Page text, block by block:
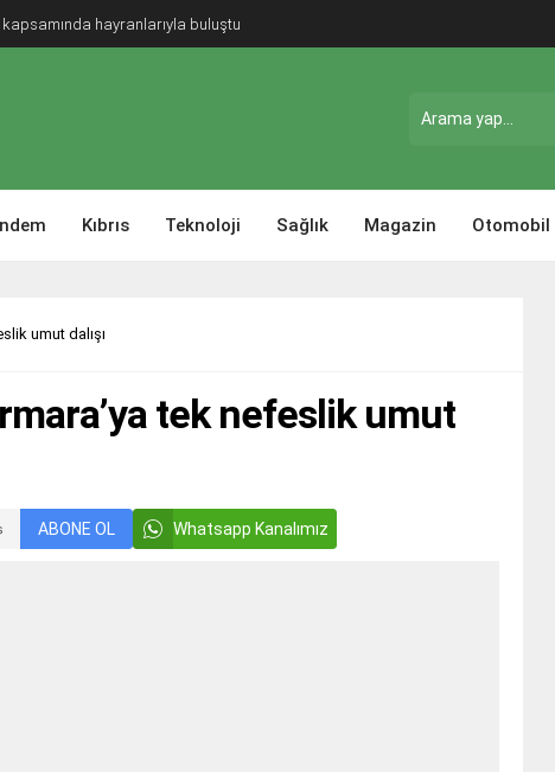
hayranlarıyla buluştu
Kıbrıs Teknoloji Sağlık Magazin Otomobil
umut dalışı
tek nefeslik umut
ABONE OL Whatsapp Kanalımız